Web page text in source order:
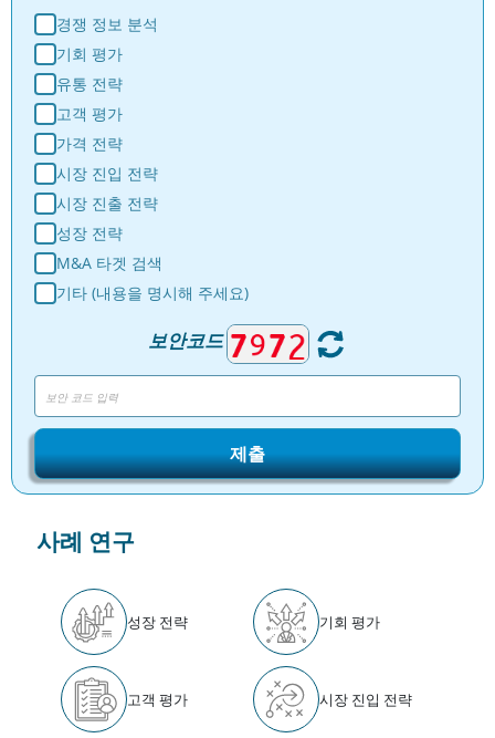
경쟁 정보 분석
기회 평가
유통 전략
고객 평가
가격 전략
시장 진입 전략
시장 진출 전략
성장 전략
M&A 타겟 검색
기타 (내용을 명시해 주세요)
보안코드
제출
사례 연구
성장 전략 기회 평가
고객 평가 시장 진입 전략